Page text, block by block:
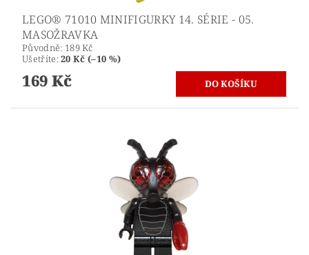
LEGO® 71010 MINIFIGURKY 14. SÉRIE - 05.
MASOŽRAVKA
Původně: 189 Kč
Ušetříte:20 Kč (–10 %)
169 Kč